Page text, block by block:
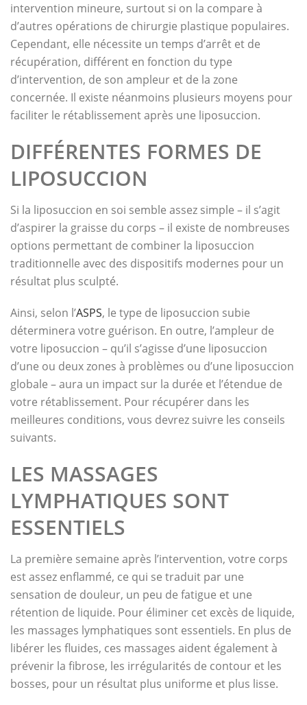
intervention mineure, surtout si on la compare à
d’autres opérations de chirurgie plastique populaires.
Cependant, elle nécessite un temps d’arrêt et de
récupération, différent en fonction du type
d’intervention, de son ampleur et de la zone
concernée. Il existe néanmoins plusieurs moyens pour
faciliter le rétablissement après une liposuccion.
DIFFÉRENTES FORMES DE
LIPOSUCCION
Si la liposuccion en soi semble assez simple – il s’agit
d’aspirer la graisse du corps – il existe de nombreuses
options permettant de combiner la liposuccion
traditionnelle avec des dispositifs modernes pour un
résultat plus sculpté.
Ainsi, selon l’ASPS, le type de liposuccion subie
déterminera votre guérison. En outre, l’ampleur de
votre liposuccion – qu’il s’agisse d’une liposuccion
d’une ou deux zones à problèmes ou d’une liposuccion
globale – aura un impact sur la durée et l’étendue de
votre rétablissement. Pour récupérer dans les
meilleures conditions, vous devrez suivre les conseils
suivants.
LES MASSAGES
LYMPHATIQUES SONT
ESSENTIELS
La première semaine après l’intervention, votre corps
est assez enflammé, ce qui se traduit par une
sensation de douleur, un peu de fatigue et une
rétention de liquide. Pour éliminer cet excès de liquide,
les massages lymphatiques sont essentiels. En plus de
libérer les fluides, ces massages aident également à
prévenir la fibrose, les irrégularités de contour et les
bosses, pour un résultat plus uniforme et plus lisse.